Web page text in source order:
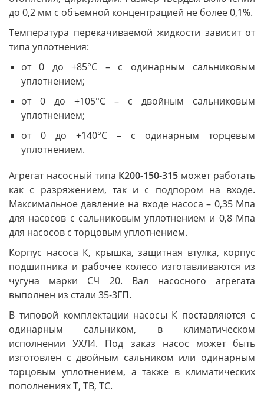
до 0,2 мм с объемной концентрацией не более 0,1%.
Температура перекачиваемой жидкости зависит от
типа уплотнения:
от 0 до +85°С – с одинарным сальниковым
уплотнением;
от 0 до +105°С – с двойным сальниковым
уплотнением;
от 0 до +140°С – с одинарным торцевым
уплотнением.
Агрегат насосный типа К200-150-315 может работать
как с разряжением, так и с подпором на входе.
Максимальное давление на входе насоса – 0,35 Мпа
для насосов с сальниковым уплотнением и 0,8 Мпа
для насосов с торцовым уплотнением.
Корпус насоса К, крышка, защитная втулка, корпус
подшипника и рабочее колесо изготавливаются из
чугуна марки СЧ 20. Вал насосного агрегата
выполнен из стали 35-3ГП.
В типовой комплектации насосы К поставляются с
одинарным сальником, в климатическом
исполнении УХЛ4. Под заказ насос может быть
изготовлен с двойным сальником или одинарным
торцовым уплотнением, а также в климатических
пополнениях Т, ТВ, ТС.